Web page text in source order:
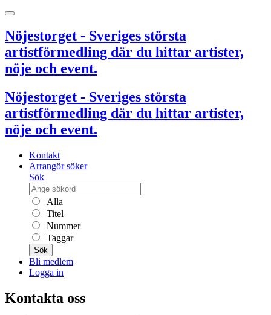
Nöjestorget - Sveriges största
artistförmedling där du hittar artister,
nöje och event.
Nöjestorget - Sveriges största
artistförmedling där du hittar artister,
nöje och event.
Kontakt
Arrangör söker
Sök
Alla
Titel
Nummer
Taggar
Sök
Bli medlem
Logga in
Kontakta oss